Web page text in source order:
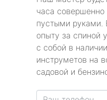
часа совершенно
пустыми руками.
опыту за спиной
с собой в
инструметов на
садовой и